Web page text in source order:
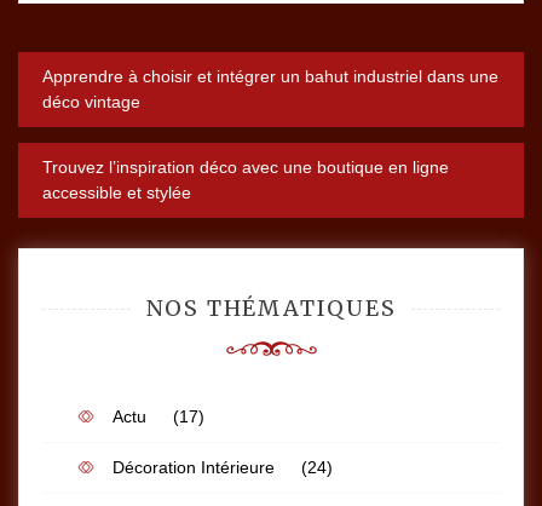
Navigation
de
l’article
Apprendre à choisir et intégrer un bahut industriel dans une
déco vintage
Trouvez l’inspiration déco avec une boutique en ligne
accessible et stylée
NOS THÉMATIQUES
Actu (17)
Décoration Intérieure (24)